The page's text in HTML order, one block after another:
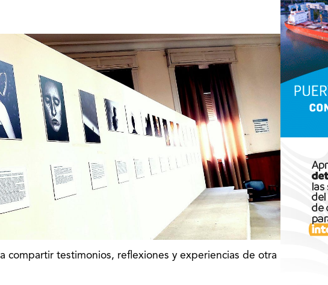
compartir testimonios, reflexiones y experiencias de otra